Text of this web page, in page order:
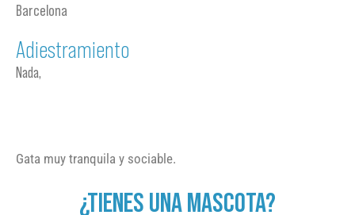
Barcelona
Adiestramiento
Nada,
Gata muy tranquila y sociable.
¿TIENES UNA MASCOTA?